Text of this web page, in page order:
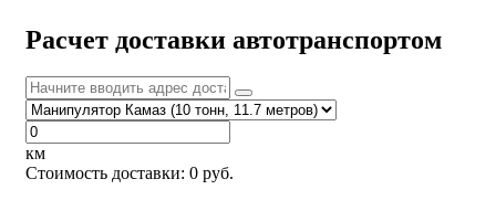
Расчет доставки автотранспортом
км
Стоимость доставки: 0 руб.